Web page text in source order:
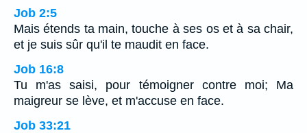
Job 2:5
Mais étends ta main, touche à ses os et à sa chair,
et je suis sûr qu'il te maudit en face.
Job 16:8
Tu m'as saisi, pour témoigner contre moi; Ma
maigreur se lève, et m'accuse en face.
Job 33:21